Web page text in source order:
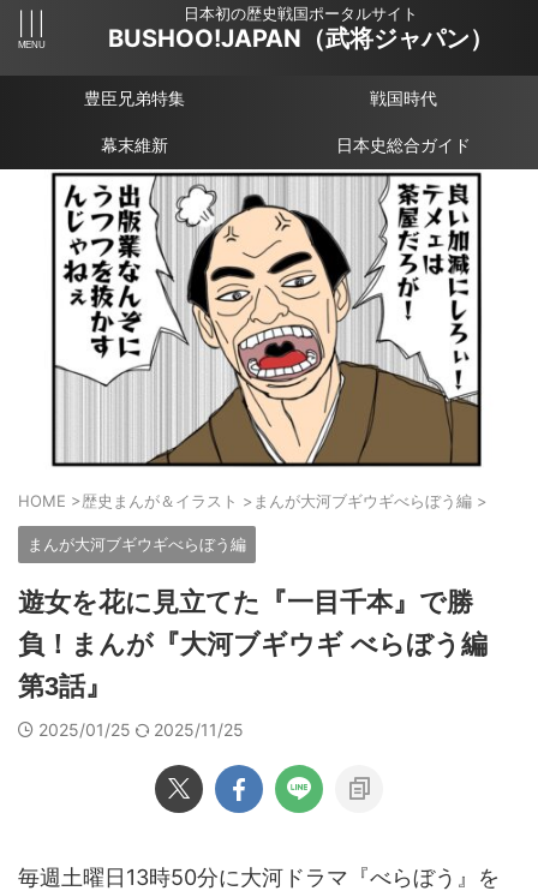
日本初の歴史戦国ポータルサイト
BUSHOO!JAPAN（武将ジャパン）
豊臣兄弟特集 戦国時代
幕末維新 日本史総合ガイド
HOME >歴史まんが＆イラスト > まんが大河ブギウギべらぼう編 >
まんが大河ブギウギべらぼう編
遊女を花に見立てた『一目千本』で勝
負！まんが『大河ブギウギ べらぼう編
第3話』
2025/01/25 2025/11/25
毎週土曜日13時50分に大河ドラマ『べらぼう』を